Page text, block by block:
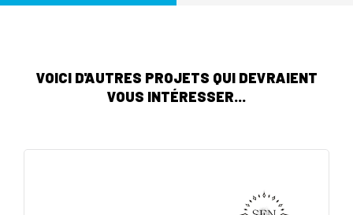
VOICI D'AUTRES PROJETS QUI DEVRAIENT
VOUS INTÉRESSER...